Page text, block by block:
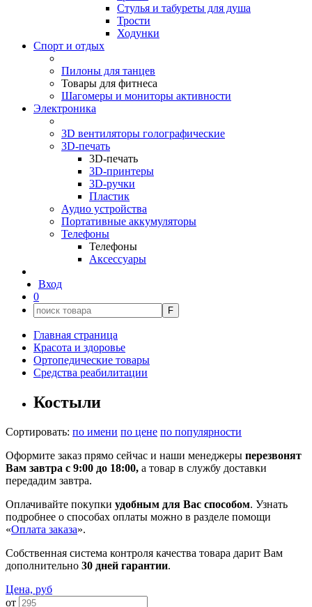
Стулья и табуреты для душа
Трости
Ходунки
Спорт и отдых
Пилоны для танцев
Товары для фитнеса
Шагомеры и мониторы активности
Электроника
3D вентиляторы голографические
3D-печать
3D-печать
3D-принтеры
3D-ручки
Пластик
Аудио устройства
Портативные аккумуляторы
Телефоны
Телефоны
Аксессуары
Вход
0
F
Главная страница
Красота и здоровье
Ортопедические товары
Средства реабилитации
Костыли
Сортировать: по имени по цене по популярности
Оформите заказ прямо сейчас и наши менеджеры перезвонят
Вам завтра с 9:00 до 18:00, а товар в службу доставки
передадим завтра.
Оплачивайте покупки удобным для Вас способом. Узнать
подробнее о способах оплаты можно в разделе помощи
«Оплата заказа».
Собственная система контроля качества товара дарит Вам
дополнительно 30 дней гарантии.
Цена, руб
от